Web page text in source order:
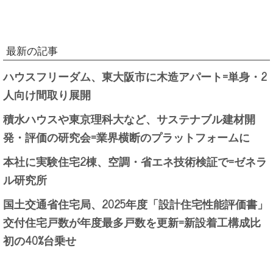
最新の記事
ハウスフリーダム、東大阪市に木造アパート=単身・2
人向け間取り展開
積水ハウスや東京理科大など、サステナブル建材開
発・評価の研究会=業界横断のプラットフォームに
本社に実験住宅2棟、空調・省エネ技術検証で=ゼネラ
ル研究所
国土交通省住宅局、2025年度「設計住宅性能評価書」
交付住宅戸数が年度最多戸数を更新=新設着工構成比
初の40%台乗せ